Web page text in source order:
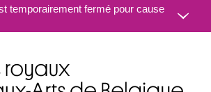
Aller au contenu
temporairement fermé pour cause